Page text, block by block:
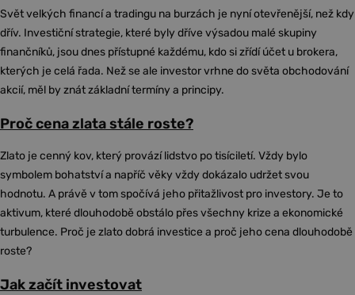
Svět velkých financí a tradingu na burzách je nyní otevřenější, než kdy
dřív. Investiční strategie, které byly dříve výsadou malé skupiny
finančníků, jsou dnes přístupné každému, kdo si zřídí účet u brokera,
kterých je celá řada. Než se ale investor vrhne do světa obchodování
akcií, měl by znát základní termíny a principy.
Proč cena zlata stále roste?
Zlato je cenný kov, který provází lidstvo po tisíciletí. Vždy bylo
symbolem bohatství a napříč věky vždy dokázalo udržet svou
hodnotu. A právě v tom spočívá jeho přitažlivost pro investory. Je to
aktivum, které dlouhodobě obstálo přes všechny krize a ekonomické
turbulence. Proč je zlato dobrá investice a proč jeho cena dlouhodobě
roste?
Jak začít investovat